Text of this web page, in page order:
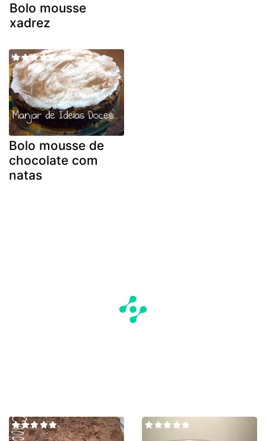
Bolo mousse
xadrez
Bolo mousse de
chocolate com
natas